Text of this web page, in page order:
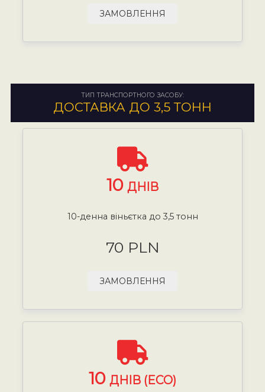
ЗАМОВЛЕННЯ
ТИП ТРАНСПОРТНОГО ЗАСОБУ:
ДОСТАВКА ДО 3,5 ТОНН
10 ДНІВ
10-денна віньєтка до 3,5 тонн
70 PLN
ЗАМОВЛЕННЯ
10 ДНІВ (ECO)